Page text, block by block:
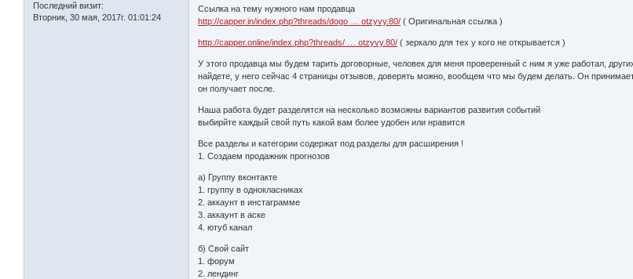
Последний визит:
Вторник, 30 мая, 2017г. 01:01:24
Ссылка на тему нужного нам продавца
http://capper.in/index.php?threads/dogo … otzyvy.80/ ( Оригинальная ссылка )
http://capper.online/index.php?threads/ … otzyvy.80/ ( зеркало для тех у кого не открывается )
У этого продавца мы будем тарить договорные, человек для меня проверенный с ним я уже работал,
найдете, у него сейчас 4 страницы отзывов, доверять можно, вообщем что мы будем делать. Он
он получает после.
Наша работа будет разделятся на несколько возможны вариантов развития событий
выбирйте каждый свой путь какой вам более удобен или нравится
Все разделы и категории содержат под разделы для расширения !
1. Создаем продажник прогнозов
a) Группу вконтакте
1. группу в однокласниках
2. аккаунт в инстаграмме
3. аккаунт в аске
4. ютуб канал
б) Свой сайт
1. форум
2. лендинг